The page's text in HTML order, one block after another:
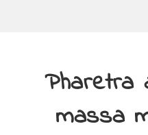
Pharetra
massa